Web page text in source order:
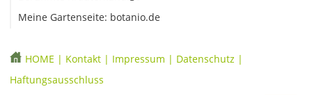
Meine Gartenseite: botanio.de
HOME | Kontakt | Impressum | Datenschutz |
Haftungsausschluss